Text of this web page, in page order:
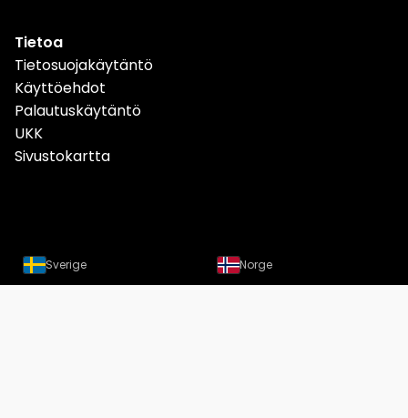
Tietoa
Tietosuojakäytäntö
Käyttöehdot
Palautuskäytäntö
UKK
Sivustokartta
Sverige Norge